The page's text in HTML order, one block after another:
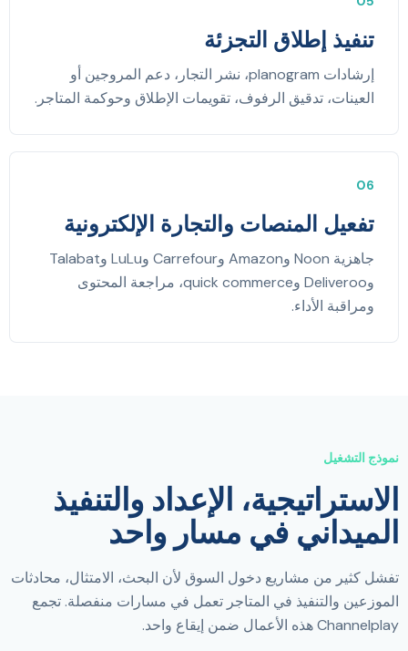
تنفيذ إطلاق التجزئة
إرشادات planogram، نشر التجار، دعم المروجين أو
العينات، تدقيق الرفوف، تقويمات الإطلاق وحوكمة المتاجر.
06
تفعيل المنصات والتجارة الإلكترونية
جاهزية Noon وAmazon وCarrefour وLuLu وTalabat
وDeliveroo وquick commerce، مراجعة المحتوى
ومراقبة الأداء.
نموذج التشغيل
الاستراتيجية، الإعداد والتنفيذ
الميداني في مسار واحد
تفشل كثير من مشاريع دخول السوق لأن البحث، الامتثال، محادثات
الموزعين والتنفيذ في المتاجر تعمل في مسارات منفصلة. تجمع
Channelplay هذه الأعمال ضمن إيقاع واحد.